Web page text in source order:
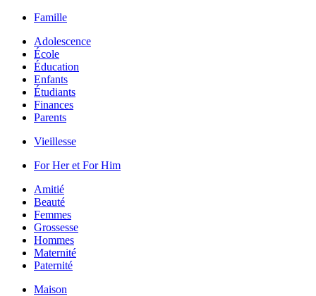
Famille
Adolescence
École
Éducation
Enfants
Étudiants
Finances
Parents
Vieillesse
For Her et For Him
Amitié
Beauté
Femmes
Grossesse
Hommes
Maternité
Paternité
Maison